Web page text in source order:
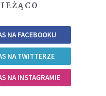
NA FACEBOOKU
NA TWITTERZE
NA INSTAGRAMIE